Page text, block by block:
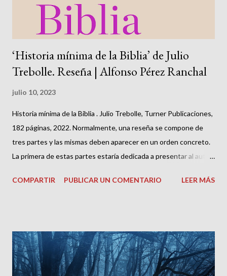
‘Historia mínima de la Biblia’ de Julio
Trebolle. Reseña | Alfonso Pérez Ranchal
julio 10, 2023
Historia mínima de la Biblia . Julio Trebolle, Turner Publicaciones,
182 páginas, 2022. Normalmente, una reseña se compone de
tres partes y las mismas deben aparecer en un orden concreto.
La primera de estas partes estaría dedicada a presentar al autor
La segunda expondría el contenido, ya sea de forma general o
reseña me va a permitir el lector que comience con la segunda
parte citando al propio autor del libro que en la página 11 nos
dice al respecto: "Una historia de la Biblia debería dar a conocer
COMPARTIR PUBLICAR UN COMENTARIO LEER MÁS